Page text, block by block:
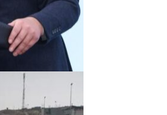
-0,0008 ▼